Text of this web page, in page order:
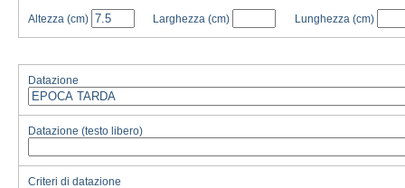
Altezza (cm) Larghezza (cm) Lunghezza (cm)
Datazione
Datazione (testo libero)
Criteri di datazione